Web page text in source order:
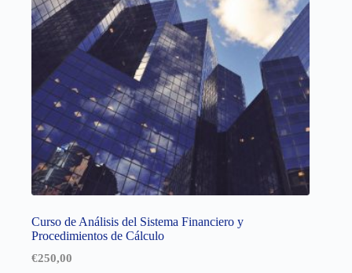
Curso de Análisis del Sistema Financiero y
Procedimientos de Cálculo
€250,00